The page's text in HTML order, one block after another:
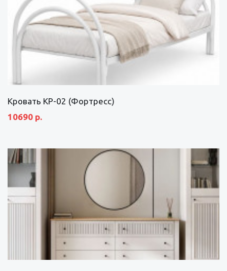
Кровать КР-02 (Фортресс)
10690 р.